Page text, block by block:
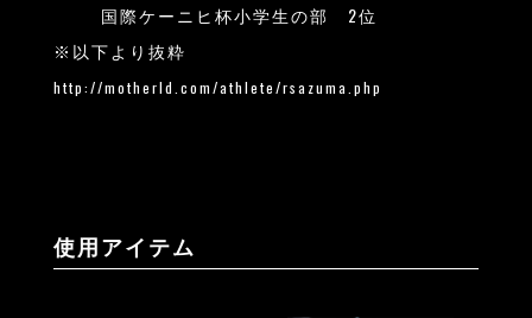
国際ケーニヒ杯小学生の部 2位
※以下より抜粋
http://motherld.com/athlete/rsazuma.php
使用アイテム